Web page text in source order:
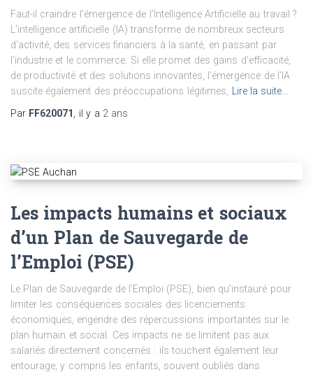
Faut-il craindre l’émergence de l’Intelligence Artificielle au travail ?
L’intelligence artificielle (IA) transforme de nombreux secteurs
d’activité, des services financiers à la santé, en passant par
l’industrie et le commerce. Si elle promet des gains d’efficacité,
de productivité et des solutions innovantes, l’émergence de l’IA
suscite également des préoccupations légitimes, Lire la suite…
Par FF620071 , il y a 2 ans
Les impacts humains et sociaux
d’un Plan de Sauvegarde de
l’Emploi (PSE)
Le Plan de Sauvegarde de l’Emploi (PSE), bien qu’instauré pour
limiter les conséquences sociales des licenciements
économiques, engendre des répercussions importantes sur le
plan humain et social. Ces impacts ne se limitent pas aux
salariés directement concernés : ils touchent également leur
entourage, y compris les enfants, souvent oubliés dans